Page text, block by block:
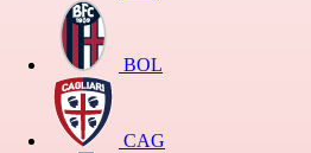
BOL
CAG